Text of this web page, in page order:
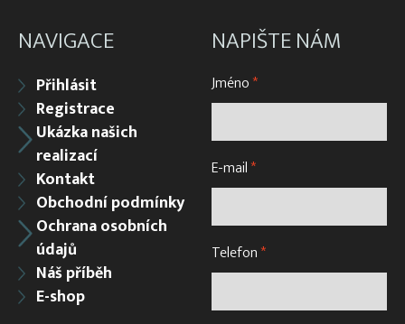
NAVIGACE
Přihlásit
Registrace
Ukázka našich
realizací
Kontakt
Obchodní podmínky
Ochrana osobních
údajů
Náš příběh
E-shop
NAPIŠTE NÁM
Jméno*
E-mail*
Telefon*